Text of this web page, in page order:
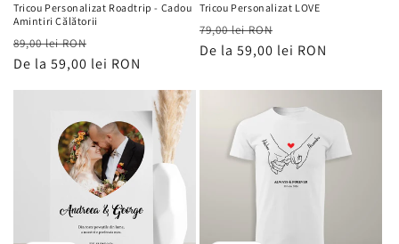
Tricou Personalizat Roadtrip - Cadou
Amintiri Călătorii
Preț
obișnuit
89,00 lei RON
de
De la 59,00 lei RON
Tricou Personalizat LOVE
Preț
obișnuit
79,00 lei RON
de
De la 59,00 lei RON